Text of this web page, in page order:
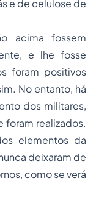
e de celulose de
acima fossem
e lhe fosse
foram positivos
No entanto, há
dos militares,
foram realizados.
elementos da
deixaram de
como se verá